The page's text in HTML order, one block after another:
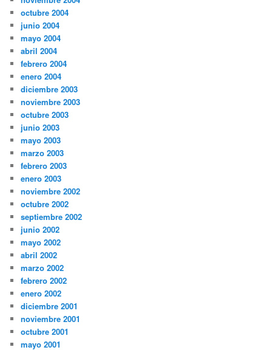
octubre 2004
junio 2004
mayo 2004
abril 2004
febrero 2004
enero 2004
diciembre 2003
noviembre 2003
octubre 2003
junio 2003
mayo 2003
marzo 2003
febrero 2003
enero 2003
noviembre 2002
octubre 2002
septiembre 2002
junio 2002
mayo 2002
abril 2002
marzo 2002
febrero 2002
enero 2002
diciembre 2001
noviembre 2001
octubre 2001
mayo 2001